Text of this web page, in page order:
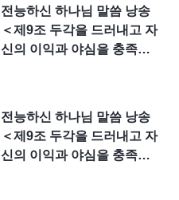
집의 이익을 팔아넘기며, 하
나님 집의 이익을 대가로 개
인의 명예를 얻는다(5)＞ (제
전능하신 하나님 말씀 낭송
＜제9조 두각을 드러내고 자
신의 이익과 야심을 충족하
집의 이익을 팔아넘기며, 하
나님 집의 이익을 대가로 개
인의 명예를 얻는다(5)＞ (제
전능하신 하나님 말씀 낭송
＜제9조 두각을 드러내고 자
신의 이익과 야심을 충족하